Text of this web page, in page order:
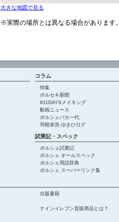
大きな地図で見る
※実際の場所とは異なる場合があります。
コラム
特集
ポルセキ新聞
911DAYSメイキング
動画ニュース
ポルシェバカ一代
羽根幸浩 ゆきひログ
試乗記・スペック
ポルシェ試乗記
ポルシェ オールスペック
ポルシェ用語辞典
ポルシェ スーパーリンク集
出版書籍
ナインイレブン直販商品とは？